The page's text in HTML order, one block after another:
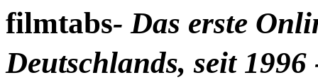
filmtabs- Das erste
Deutschlands, seit